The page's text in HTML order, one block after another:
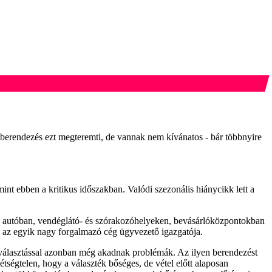
ezt megteremti, de vannak nem kívánatos - bár többnyire
ebben a kritikus időszakban. Valódi szezonális hiánycikk lett a
vendéglátó- és szórakozóhelyeken, bevásárlóközpontokban
egyik nagy forgalmazó cég ügyvezető igazgatója.
azonban még akadnak problémák. Az ilyen berendezést
hogy a választék bőséges, de vétel előtt alaposan